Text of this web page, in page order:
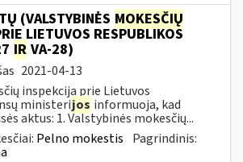
(VALSTYBINĖS MOKESČIŲ
LIETUVOS RESPUBLIKOS
IR VA-28)
2021-04-13
inspekcija prie Lietuvos
ministerijos informuoja, kad
aktus: 1. Valstybinės mokesčių...
Pelno mokestis Pagrindinis: